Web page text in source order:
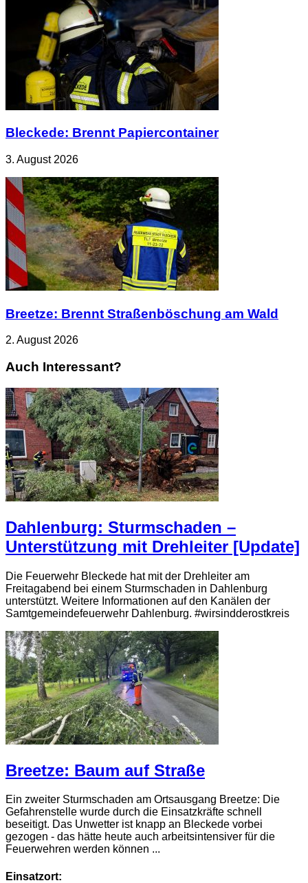
Bleckede: Brennt Papiercontainer
3. August 2026
Breetze: Brennt Straßenböschung am Wald
2. August 2026
Auch Interessant?
Dahlenburg: Sturmschaden –
Unterstützung mit Drehleiter [Update]
Die Feuerwehr Bleckede hat mit der Drehleiter am
Freitagabend bei einem Sturmschaden in Dahlenburg
unterstützt. Weitere Informationen auf den Kanälen der
Samtgemeindefeuerwehr Dahlenburg. #wirsindderostkreis
Breetze: Baum auf Straße
Ein zweiter Sturmschaden am Ortsausgang Breetze: Die
Gefahrenstelle wurde durch die Einsatzkräfte schnell
beseitigt. Das Unwetter ist knapp an Bleckede vorbei
gezogen - das hätte heute auch arbeitsintensiver für die
Feuerwehren werden können ...
Einsatzort: